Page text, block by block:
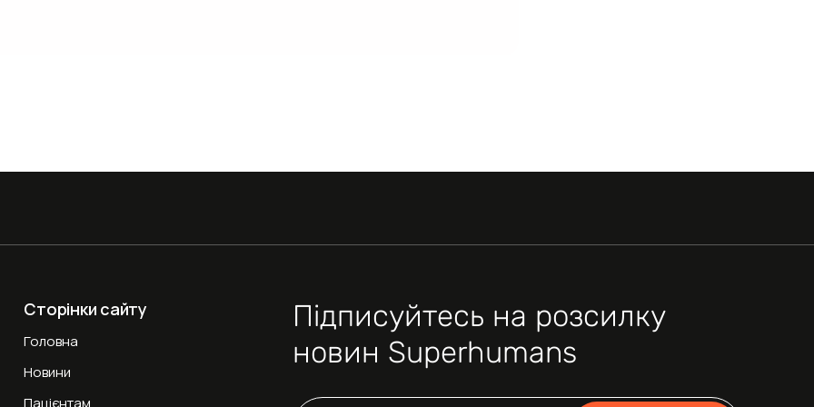
Сторінки сайту
Головна
Новини
Пацієнтам
Підписуйтесь на розсилку
новин Superhumans